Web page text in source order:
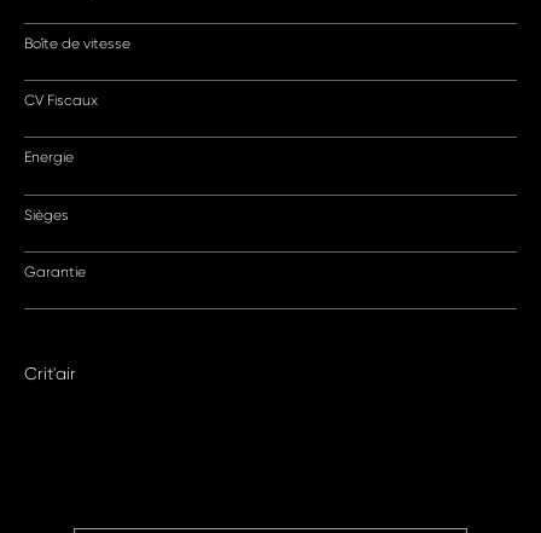
Boîte de vitesse
CV Fiscaux
Energie
Sièges
Garantie
Crit'air